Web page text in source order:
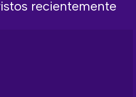
recientemente